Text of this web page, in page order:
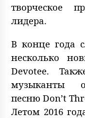
творческое
лидера.
В конце года
несколько
Devotee.
музыканты
песню Don’t
Летом 2016